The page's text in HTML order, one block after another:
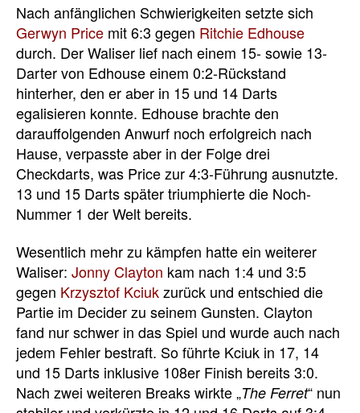
Nach anfänglichen Schwierigkeiten setzte sich
Gerwyn Price mit 6:3 gegen Ritchie Edhouse
durch. Der Waliser lief nach einem 15- sowie 13-
Darter von Edhouse einem 0:2-Rückstand
hinterher, den er aber in 15 und 14 Darts
egalisieren konnte. Edhouse brachte den
darauffolgenden Anwurf noch erfolgreich nach
Hause, verpasste aber in der Folge drei
Checkdarts, was Price zur 4:3-Führung ausnutzte.
13 und 15 Darts später triumphierte die Noch-
Nummer 1 der Welt bereits.
Wesentlich mehr zu kämpfen hatte ein weiterer
Waliser: Jonny Clayton kam nach 1:4 und 3:5
gegen Krzysztof Kciukzurück und entschied die
Partie im Decider zu seinem Gunsten. Clayton
fand nur schwer in das Spiel und wurde auch nach
jedem Fehler bestraft. So führte Kciuk in 17, 14
und 15 Darts inklusive 108er Finish bereits 3:0.
Nach zwei weiteren Breaks wirkte „The Ferret“ nun